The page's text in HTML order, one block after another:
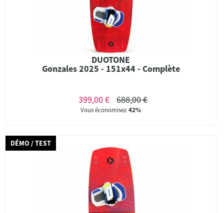
DUOTONE
Gonzales 2025 - 151x44 - Complète
399,00 € 688,00 €
Vous économisez42%
DÉMO / TEST